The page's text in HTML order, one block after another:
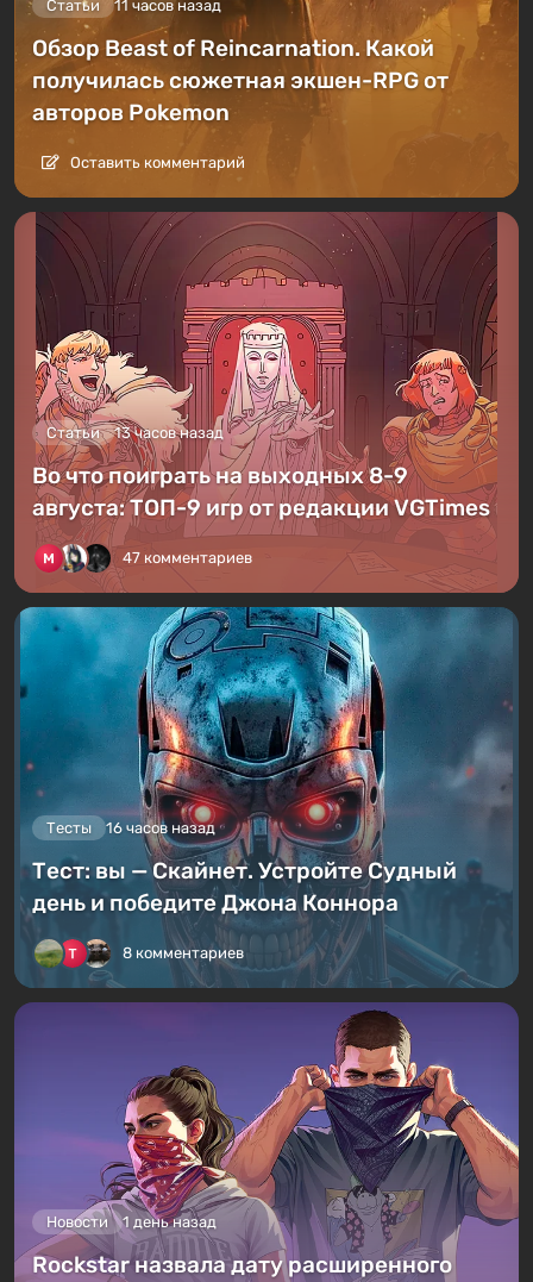
Статьи 11 часов назад
Обзор Beast of Reincarnation. Какой
получилась сюжетная экшен-RPG от
авторов Pokemon
Оставить комментарий
Статьи 13 часов назад
Во что поиграть на выходных 8-9
августа: ТОП-9 игр от редакции VGTimes
47 комментариев
Тесты 16 часов назад
Тест: вы — Скайнет. Устройте Судный
день и победите Джона Коннора
8 комментариев
Новости 1 день назад
Rockstar назвала дату расширенного